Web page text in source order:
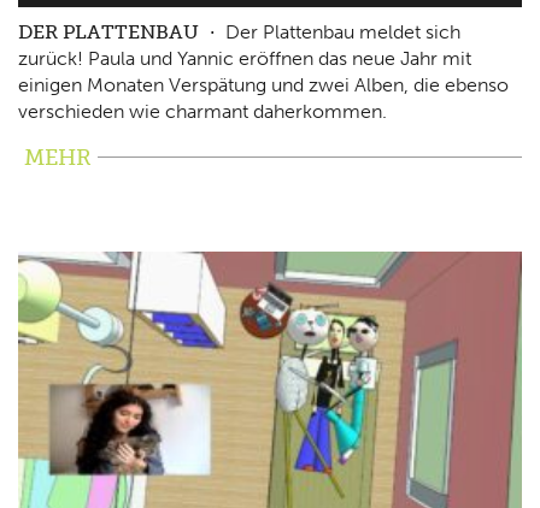
DER PLATTENBAU
Der Plattenbau meldet sich
zurück! Paula und Yannic eröffnen das neue Jahr mit
einigen Monaten Verspätung und zwei Alben, die ebenso
verschieden wie charmant daherkommen.
MEHR